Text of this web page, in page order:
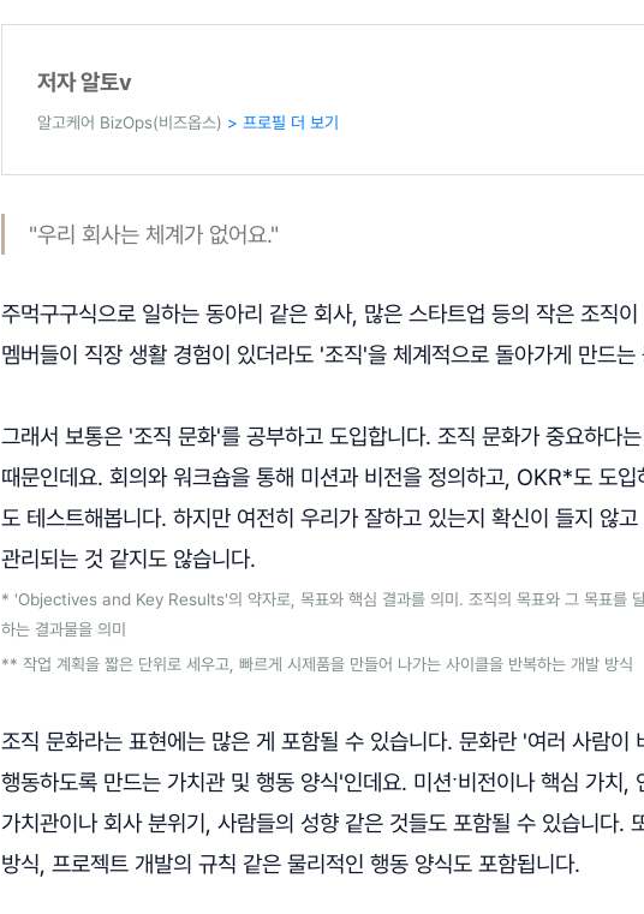
저자 알토v
알고케어 BizOps(비즈옵스) > 프로필 더 보기
"우리 회사는 체계가 없어요."
주먹구구식으로 일하는 동아리 같은 회사, 많은 스타트업 등의 작은 조직이
멤버들이 직장 생활 경험이 있더라도 '조직'을 체계적으로 돌아가게 만드
그래서 보통은 '조직 문화'를 공부하고 도입합니다. 조직 문화가 중요하다
때문인데요. 회의와 워크숍을 통해 미션과 비전을 정의하고, OKR*도 도
도 테스트해봅니다. 하지만 여전히 우리가 잘하고 있는지 확신이 들지 않
관리되는 것 같지도 않습니다.
* 'Objectives and Key Results'의 약자로, 목표와 핵심 결과를 의미. 조직의 목표와 그 목표를
하는 결과물을 의미
** 작업 계획을 짧은 단위로 세우고, 빠르게 시제품을 만들어 나가는 사이클을 반복하는 개발 방식
조직 문화라는 표현에는 많은 게 포함될 수 있습니다. 문화란 '여러 사람이
행동하도록 만드는 가치관 및 행동 양식'인데요. 미션ˑ비전이나 핵심 가치,
가치관이나 회사 분위기, 사람들의 성향 같은 것들도 포함될 수 있습니다.
방식, 프로젝트 개발의 규칙 같은 물리적인 행동 양식도 포함됩니다.